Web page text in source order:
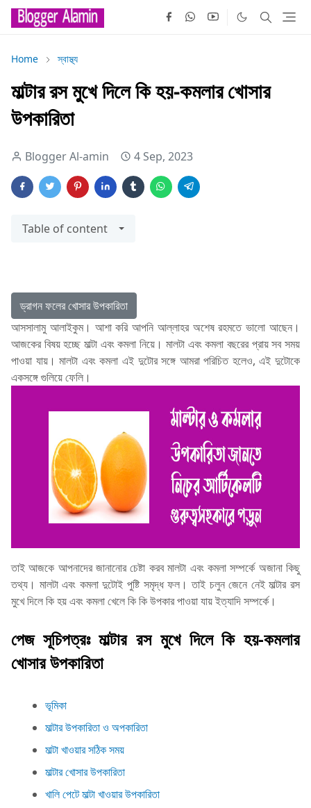
Home স্বাস্থ্য
মাল্টার রস মুখে দিলে কি হয়-কমলার খোসার
উপকারিতা
Blogger Al-amin 4 Sep, 2023
Table of content
ড্রাগন ফলের খোসার উপকারিতা
আসসালামু আলাইকুম। আশা করি আপনি আল্লাহর অশেষ রহমতে ভালো আছেন।
আজকের বিষয় হচ্ছে মাল্টা এবং কমলা নিয়ে। মালটা এবং কমলা বছরের প্রায় সব সময়
পাওয়া যায়। মালটা এবং কমলা এই দুটোর সঙ্গে আমরা পরিচিত হলেও, এই দুটোকে
একসঙ্গে গুলিয়ে ফেলি।
তাই আজকে আপনাদের জানানোর চেষ্টা করব মালটা এবং কমলা সম্পর্কে অজানা কিছু
তথ্য। মালটা এবং কমলা দুটোই পুষ্টি সমৃদ্ধ ফল। তাই চলুন জেনে নেই মাল্টার রস
মুখে দিলে কি হয় এবং কমলা খেলে কি কি উপকার পাওয়া যায় ইত্যাদি সম্পর্কে।
পেজ সূচিপত্রঃ মাল্টার রস মুখে দিলে কি হয়-কমলার
খোসার উপকারিতা
ভূমিকা
মাল্টার উপকারিতা ও অপকারিতা
মাল্টা খাওয়ার সঠিক সময়
মাল্টার খোসার উপকারিতা
খালি পেটে মাল্টা খাওয়ার উপকারিতা